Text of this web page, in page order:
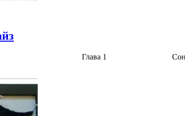
FANTAST Глава 1